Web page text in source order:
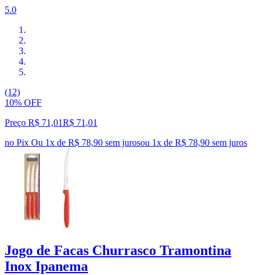
5.0
(12)
10% OFF
Preço R$ 71,01R$ 71,01
no Pix Ou 1x de R$ 78,90 sem jurosou 1x de R$ 78,90 sem juros
Jogo de Facas Churrasco Tramontina
Inox Ipanema